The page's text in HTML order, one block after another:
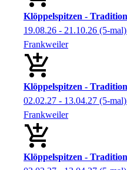
Klöppelspitzen -
19.08.26 - 21.10.26 (5-mal)
Frankweiler
Klöppelspitzen -
02.02.27 - 13.04.27 (5-mal)
Frankweiler
Klöppelspitzen -